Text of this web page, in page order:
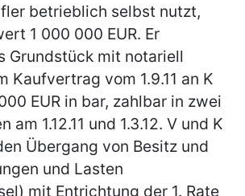
betrieblich selbst nutzt,
1 000 000 EUR. Er
Grundstück mit notariell
Kaufvertrag vom 1.9.11 an K
EUR in bar, zahlbar in zwei
am 1.12.11 und 1.3.12. V und K
Übergang von Besitz und
und Lasten
mit Entrichtung der 1. Rate